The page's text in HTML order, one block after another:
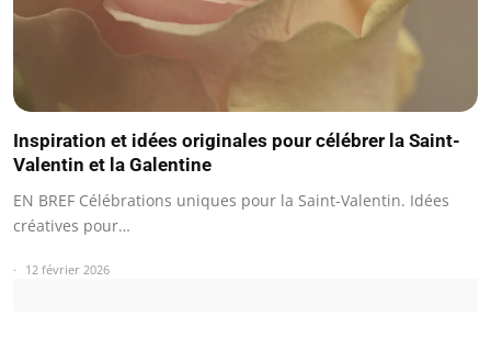
Inspiration et idées originales pour célébrer la Saint-
Valentin et la Galentine
EN BREF Célébrations uniques pour la Saint-Valentin. Idées
créatives pour…
12 février 2026